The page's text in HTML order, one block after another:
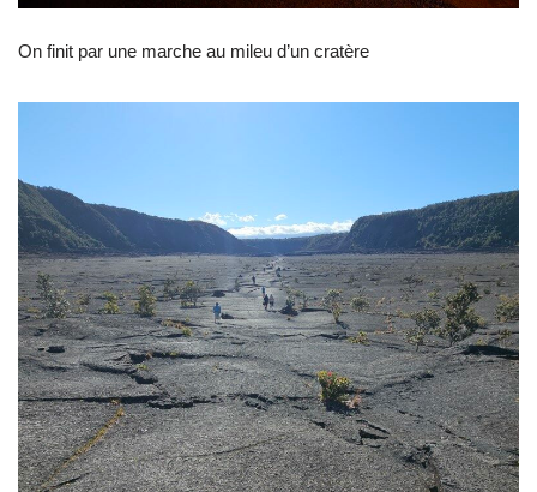
On finit par une marche au mileu d’un cratère